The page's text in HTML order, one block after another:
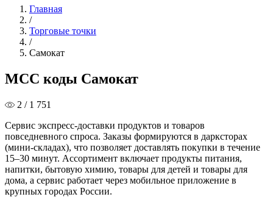
Главная
/
Торговые точки
/
Самокат
MCC коды Самокат
2 / 1 751
Сервис экспресс-доставки продуктов и товаров
повседневного спроса. Заказы формируются в дарксторах
(мини-складах), что позволяет доставлять покупки в течение
15–30 минут. Ассортимент включает продукты питания,
напитки, бытовую химию, товары для детей и товары для
дома, а сервис работает через мобильное приложение в
крупных городах России.